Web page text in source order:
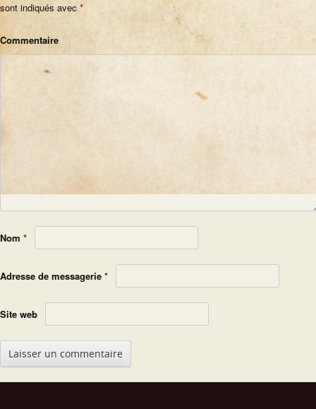
sont indiqués avec *
Commentaire
Nom *
Adresse de messagerie *
Site web